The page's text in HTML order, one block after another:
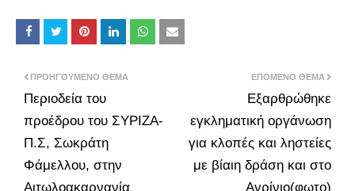
ΕΠΌΜΕΝΟ ΘΈΜΑ
Εξαρθρώθηκε
εγκληματική οργάνωση
για κλοπές και ληστείες
με βίαιη δράση και στο
Αγρίνιο(φωτο)
ΠΡΟΗΓΟΎΜΕΝΟ ΘΈΜΑ
Περιοδεία του
προέδρου του ΣΥΡΙΖΑ-
Π.Σ, Σωκράτη
Φάμελλου, στην
Αιτωλοακαρνανία